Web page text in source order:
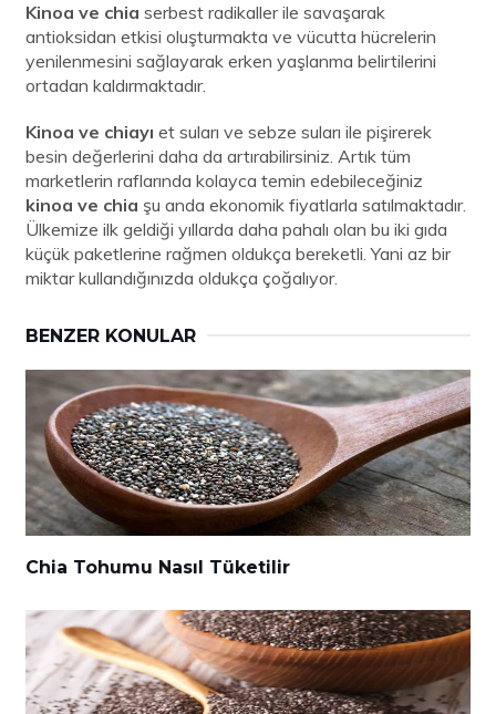
Kinoa ve chia serbest radikaller ile savaşarak
antioksidan etkisi oluşturmakta ve vücutta hücrelerin
yenilenmesini sağlayarak erken yaşlanma belirtilerini
ortadan kaldırmaktadır.
Kinoa ve chiayı et suları ve sebze suları ile pişirerek
besin değerlerini daha da artırabilirsiniz. Artık tüm
marketlerin raflarında kolayca temin edebileceğiniz
kinoa ve chia şu anda ekonomik fiyatlarla satılmaktadır.
Ülkemize ilk geldiği yıllarda daha pahalı olan bu iki gıda
küçük paketlerine rağmen oldukça bereketli. Yani az bir
miktar kullandığınızda oldukça çoğalıyor.
BENZER KONULAR
Chia Tohumu Nasıl Tüketilir